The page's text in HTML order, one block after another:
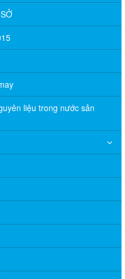
liệu trong nước sản